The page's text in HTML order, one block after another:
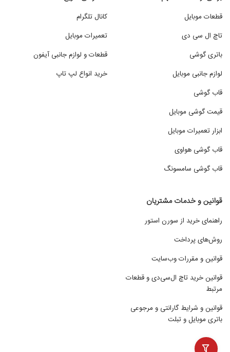
قطعات موبایل
تاچ ال سی دی
باتری گوشی
لوازم جانبی موبایل
قاب گوشی
قیمت گوشی موبایل
ابزار تعمیرات موبایل
قاب گوشی هواوی
قاب گوشی سامسونگ
کانال تلگرام
تعمیرات موبایل
قطعات و لوازم جانبی آیفون
خرید انواع لپ تاپ
قوانین و خدمات مشتریان
راهنمای خرید از سورن استور
روش‌های پرداخت
قوانین و مقررات وب‌سایت
قوانین خرید تاچ ال‌سی‌دی و قطعات
مرتبط
قوانین و شرایط گارانتی و مرجوعی
باتری موبایل و تبلت